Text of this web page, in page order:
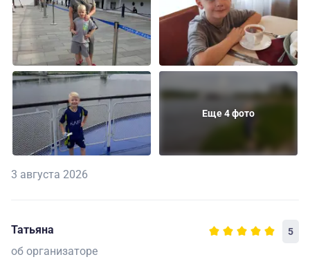
Еще 4 фото
3 августа 2026
Татьяна 5
об организаторе